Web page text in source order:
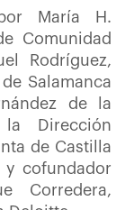
María H.
Comunidad
Rodríguez,
Salamanca
de la
Dirección
de Castilla
y cofundador
Corredera,